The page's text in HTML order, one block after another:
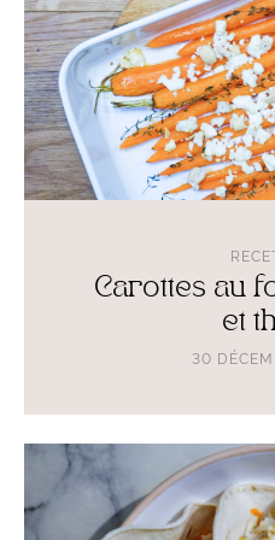
Carottes au
et
30
Lire
l'article
Tacos
de
poisson